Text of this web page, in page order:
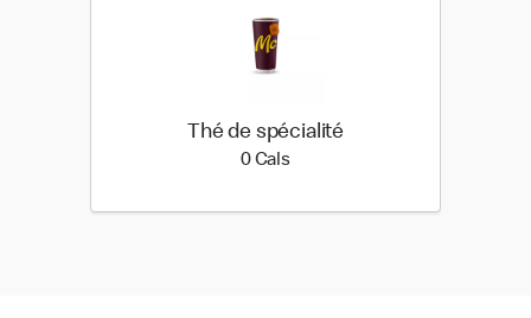
Thé de spécialité
0 Cals0 calories